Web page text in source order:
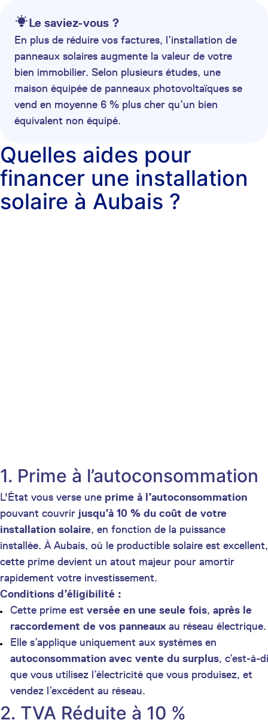
Le saviez-vous ?
En plus de réduire vos factures, l’installation de
panneaux solaires augmente la valeur de votre
bien immobilier. Selon plusieurs études, une
maison équipée de panneaux photovoltaïques se
vend en moyenne 6 % plus cher qu’un bien
équivalent non équipé.
Quelles aides pour
financer une installation
solaire à Aubais ?
1. Prime à l’autoconsommation
L'État vous verse une prime à l’autoconsommation
pouvant couvrir jusqu’à 10 % du coût de votre
installation solaire, en fonction de la puissance
installée. À Aubais, où le productible solaire est excellent,
cette prime devient un atout majeur pour amortir
rapidement votre investissement.
Conditions d’éligibilité :
Cette prime est versée en une seule fois, après le
raccordement de vos panneaux au réseau électrique.
Elle s’applique uniquement aux systèmes en
autoconsommation avec vente du surplus, c’est-à-
que vous utilisez l’électricité que vous produisez, et
vendez l’excédent au réseau.
2. TVA Réduite à 10 %